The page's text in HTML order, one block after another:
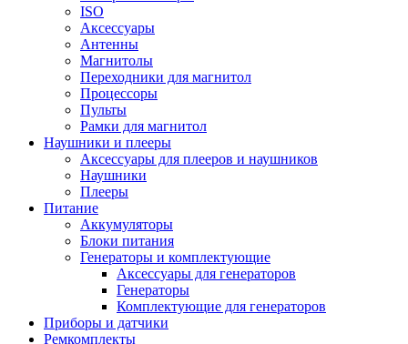
ISO
Аксессуары
Антенны
Магнитолы
Переходники для магнитол
Процессоры
Пульты
Рамки для магнитол
Наушники и плееры
Аксессуары для плееров и наушников
Наушники
Плееры
Питание
Аккумуляторы
Блоки питания
Генераторы и комплектующие
Аксессуары для генераторов
Генераторы
Комплектующие для генераторов
Приборы и датчики
Ремкомплекты